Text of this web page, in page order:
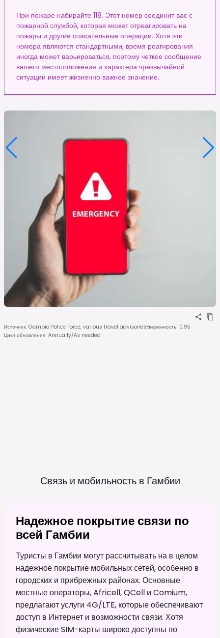
При пожаре набирайте 118. Этот номер соединит вас с
пожарной службой, которая может отреагировать на
пожары и другие спасательные операции. Хотя эти
номера являются стандартными, время реагирования
иногда может варьироваться, поэтому четкое сообщение
вашего местоположения и характера чрезвычайной
ситуации имеет жизненно важное значение.
Источник: Gambia Police Force, various travel advisoriesУверенность: 0.95
Цикл обновления: Annually/As needed
Связь и мобильность в Гамбии
Надежное покрытие связи по
всей Гамбии
Туристы в Гамбии могут рассчитывать на в целом
надежное покрытие мобильных сетей, особенно в
городских и прибрежных районах. Основные
местные операторы, Africell, QCell и Comium,
предлагают услуги 4G/LTE, которые обеспечивают
доступ в Интернет и возможности связи. Хотя
физические SIM-карты широко доступны по